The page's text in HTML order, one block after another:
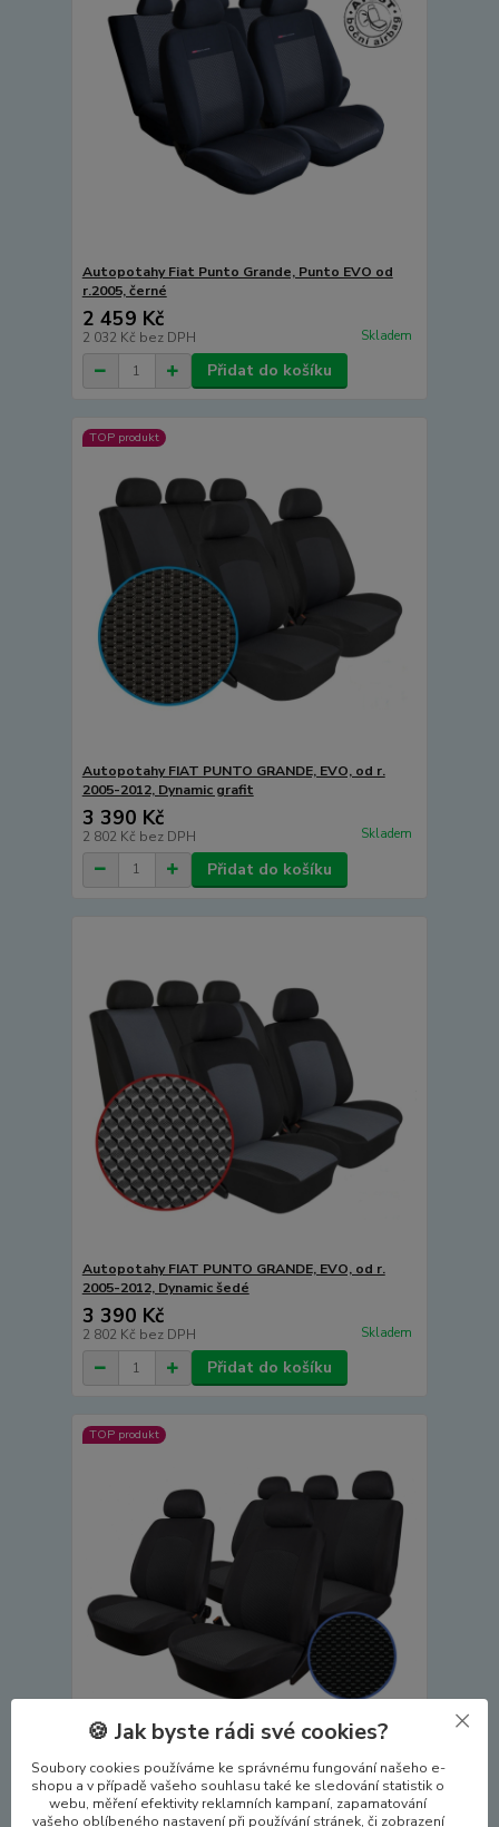
Autopotahy Fiat Punto Grande, Punto EVO od
r.2005, černé
2 459 Kč
2 032 Kč bez DPH Skladem
Přidat do košíku
TOP produkt
Autopotahy FIAT PUNTO GRANDE, EVO, od r.
2005-2012, Dynamic grafit
3 390 Kč
2 802 Kč bez DPH Skladem
Přidat do košíku
Autopotahy FIAT PUNTO GRANDE, EVO, od r.
2005-2012, Dynamic šedé
3 390 Kč
2 802 Kč bez DPH Skladem
Přidat do košíku
TOP produkt
Autopotahy FIAT PUNTO GRANDE, EVO, od r.
2005-2012, Dynamic žakar tmavý
3 390 Kč
🍪 Jak byste rádi své cookies?
Soubory cookies používáme ke správnému fungování našeho e-
shopu a v případě vašeho souhlasu také ke sledování statistik o
webu, měření efektivity reklamních kampaní, zapamatování
vašeho oblíbeného nastavení při používání stránek, či zobrazení